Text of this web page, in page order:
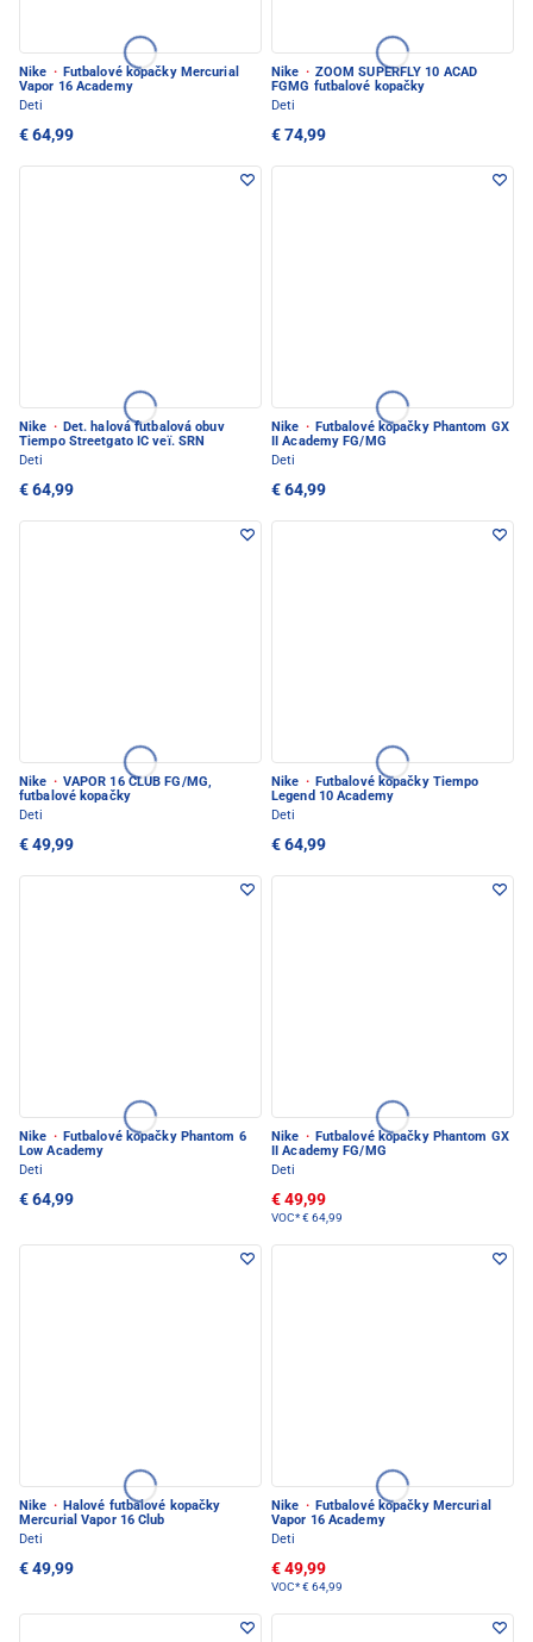
Nike · Futbalové kopačky Mercurial
Vapor 16 Academy
Deti
€ 64,99
Nike · ZOOM SUPERFLY 10 ACAD
FGMG futbalové kopačky
Deti
€ 74,99
Nike · Det. halová futbalová obuv
Tiempo Streetgato IC veï. SRN
Deti
€ 64,99
Nike · Futbalové kopačky Phantom GX
II Academy FG/MG
Deti
€ 64,99
Nike · VAPOR 16 CLUB FG/MG,
futbalové kopačky
Deti
€ 49,99
Nike · Futbalové kopačky Tiempo
Legend 10 Academy
Deti
€ 64,99
Nike · Futbalové kopačky Phantom 6
Low Academy
Deti
€ 64,99
Nike · Futbalové kopačky Phantom GX
II Academy FG/MG
Deti
€ 49,99
VOC*€ 64,99
Nike · Halové futbalové kopačky
Mercurial Vapor 16 Club
Deti
€ 49,99
Nike · Futbalové kopačky Mercurial
Vapor 16 Academy
Deti
€ 49,99
VOC*€ 64,99